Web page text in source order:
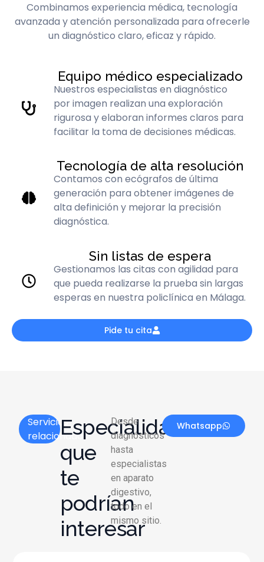
Combinamos experiencia médica, tecnología
avanzada y atención personalizada para ofrecerle
un diagnóstico claro, eficaz y rápido.
Equipo médico especializado
Nuestros especialistas en diagnóstico
por imagen realizan una exploración
rigurosa y elaboran informes claros para
facilitar la toma de decisiones médicas.
Tecnología de alta resolución
Contamos con ecógrafos de última
generación para obtener imágenes de
alta definición y mejorar la precisión
diagnóstica.
Sin listas de espera
Gestionamos las citas con agilidad para
que pueda realizarse la prueba sin largas
esperas en nuestra policlínica en Málaga.
Pide tu cita
Servicios
relacionadosEspecialidades
que
te
podrían
interesar
Desde
diagnósticos
hasta
especialistas
en aparato
digestivo,
todo en el
mismo sitio.
Whatsapp